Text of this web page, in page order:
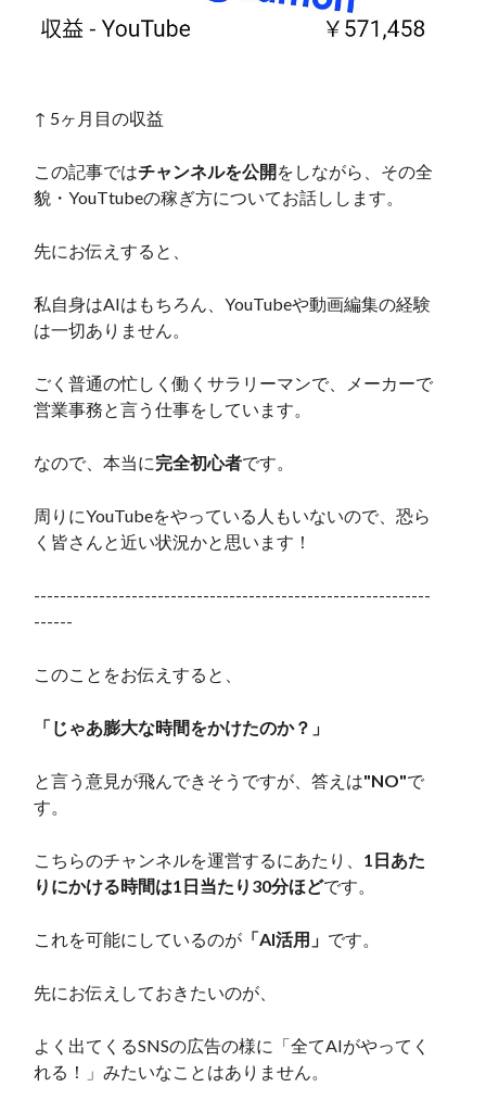
↑ 5ヶ月目の収益
この記事ではチャンネルを公開をしながら、その全
貌・YouTtubeの稼ぎ方についてお話しします。
先にお伝えすると、
私自身はAIはもちろん、YouTubeや動画編集の経験
は一切ありません。
ごく普通の忙しく働くサラリーマンで、メーカーで
営業事務と言う仕事をしています。
なので、本当に完全初心者です。
周りにYouTubeをやっている人もいないので、恐ら
く皆さんと近い状況かと思います！
-------------------------------------------------------------
------
このことをお伝えすると、
「じゃあ膨大な時間をかけたのか？」
と言う意見が飛んできそうですが、答えは"NO"で
す。
こちらのチャンネルを運営するにあたり、 1日あた
りにかける時間は1日当たり30分ほどです。
これを可能にしているのが 「AI活用」 です。
先にお伝えしておきたいのが、
よく出てくるSNSの広告の様に「全てAIがやってく
れる！」みたいなことはありません。